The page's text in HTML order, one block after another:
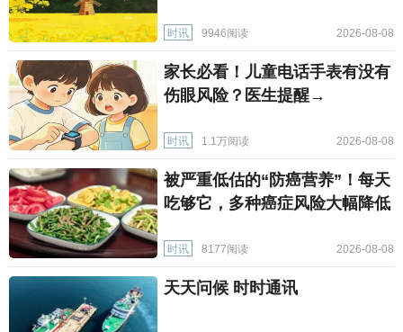
时讯 9946阅读 2026-08-08
家长必看！儿童电话手表有没有
伤眼风险？医生提醒→
时讯 1.1万阅读 2026-08-08
被严重低估的“防癌营养”！每天
吃够它，多种癌症风险大幅降低
时讯 8177阅读 2026-08-08
天天问候 时时通讯